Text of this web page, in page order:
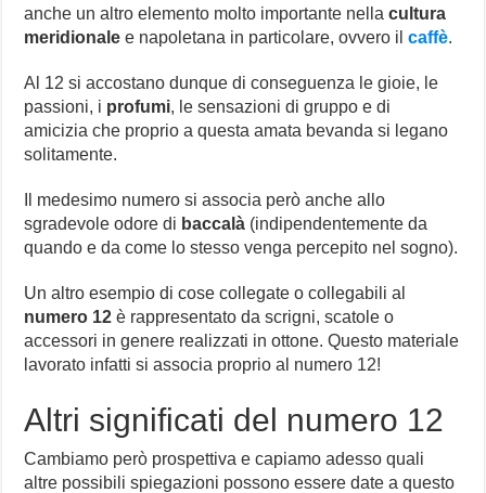
anche un altro elemento molto importante nellacultura
meridionale e napoletana in particolare, ovvero ilcaffè.
Al 12 si accostano dunque di conseguenza le gioie, le
passioni, i profumi, le sensazioni di gruppo e di
amicizia che proprio a questa amata bevanda si legano
solitamente.
Il medesimo numero si associa però anche allo
sgradevole odore di baccalà (indipendentemente da
quando e da come lo stesso venga percepito nel sogno).
Un altro esempio di cose collegate o collegabili al
numero 12 è rappresentato da scrigni, scatole o
accessori in genere realizzati in ottone. Questo materiale
lavorato infatti si associa proprio al numero 12!
Altri significati del numero 12
Cambiamo però prospettiva e capiamo adesso quali
altre possibili spiegazioni possono essere date a questo